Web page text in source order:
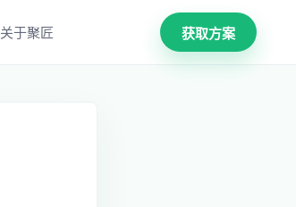
关于聚匠 获取方案